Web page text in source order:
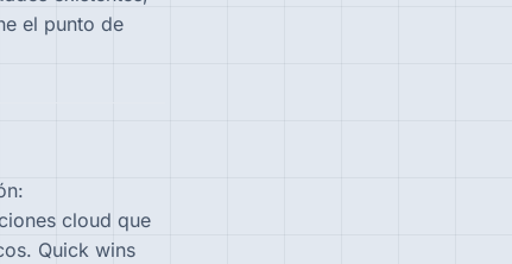
el punto de
cloud que
Quick wins